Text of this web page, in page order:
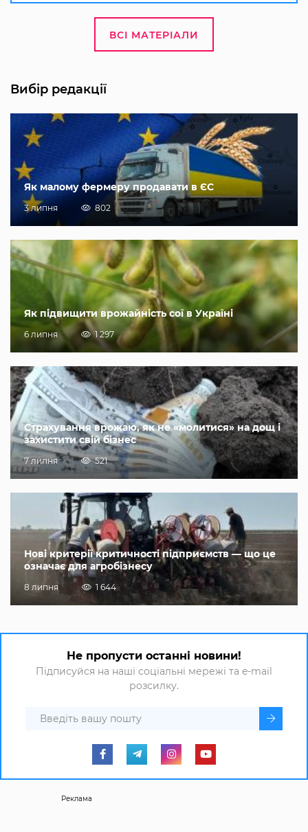
ВСІ МАТЕРІАЛИ
Вибір редакції
Як малому фермеру продавати в ЄС
3 липня 802
Як підвищити врожайність сої в Україні
6 липня 1 297
Страхування врожаю, як не «молитися» на дощ і
захистити свій бізнес
7 липня 521
Нові критерії критичності підприємств — що це
означає для агробізнесу
8 липня 1 644
Не пропусти останні новини!
Підписуйся на наші соціальні мережі та e-mail
розсилку.
Реклама